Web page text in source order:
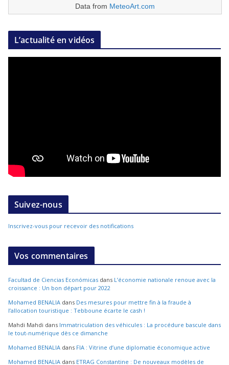
Data from MeteoArt.com
L’actualité en vidéos
Suivez-nous
Inscrivez-vous pour recevoir des notifications
Vos commentaires
Facultad de Ciencias Económicas dans L’économie nationale renoue avec la
croissance : Un bon départ pour 2022
Mohamed BENALIA dans Des mesures pour mettre fin à la fraude à
l’allocation touristique : Tebboune écarte le cash !
Mahdi Mahdi dans Immatriculation des véhicules : La procédure bascule dans
le tout-numérique dès ce dimanche
Mohamed BENALIA dans FIA : Vitrine d’une diplomatie économique active
Mohamed BENALIA dans ETRAG Constantine : De nouveaux modèles de